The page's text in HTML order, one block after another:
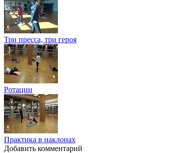
Три пресса, три героя
Ротации
Практика в наклонах
Добавить комментарий